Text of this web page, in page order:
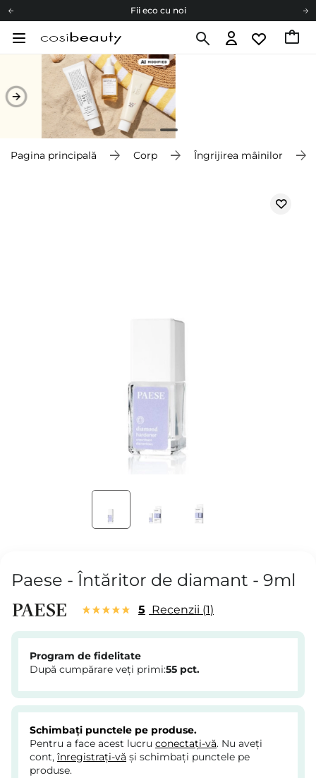
Fii eco cu noi
Fii eco cu noi
Pagina principală Corp Îngrijirea mâinilor
Paese - Întăritor de diamant - 9ml
5 Recenzii 1
Program de fidelitate
După cumpărare veți primi:55 pct.
Schimbați punctele pe produse.
Pentru a face acest lucru conectați-vă. Nu aveți
cont, înregistrați-vă și schimbați punctele pe
produse.